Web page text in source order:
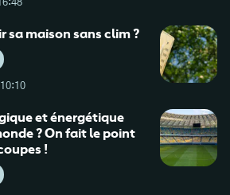
sa maison sans clim ?
et énergétique
? On fait le point
!